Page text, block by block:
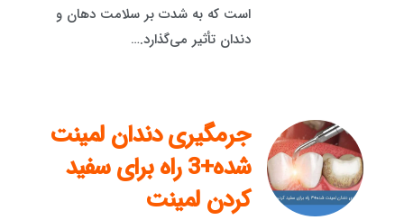
است که به شدت بر سلامت دهان و
دندان تأثیر می‌گذارد.…
جرمگیری دندان لمینت
شده+3 راه برای سفید
کردن لمینت